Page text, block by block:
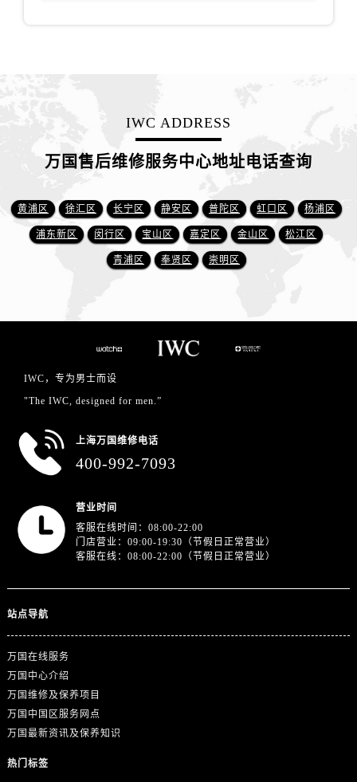
IWC ADDRESS
万国售后维修服务中心地址电话查询
黄浦区 徐汇区 长宁区 静安区 普陀区 虹口区 杨浦区
浦东新区 闵行区 宝山区 嘉定区 金山区 松江区
青浦区 奉贤区 崇明区
IWC，专为男士而设
"The IWC, designed for men.”
上海万国维修电话
400-992-7093
营业时间
客服在线时间：08:00-22:00
门店营业：09:00-19:30（节假日正常营业）
客服在线：08:00-22:00（节假日正常营业）
站点导航
万国在线服务
万国中心介绍
万国维修及保养项目
万国中国区服务网点
万国最新资讯及保养知识
热门标签